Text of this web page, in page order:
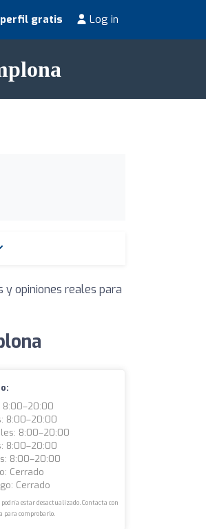
gratis Log in
y opiniones reales para
8:00–20:00
8:00–20:00
8:00–20:00
8:00–20:00
8:00–20:00
Cerrado
Cerrado
estar desactualizado. Contacta con
para comprobarlo.